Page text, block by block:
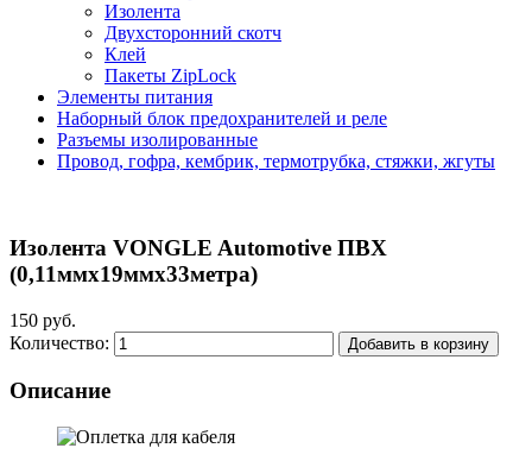
Изолента
Двухсторонний скотч
Клей
Пакеты ZipLock
Элементы питания
Наборный блок предохранителей и реле
Разъемы изолированные
Провод, гофра, кембрик, термотрубка, стяжки, жгуты
Изолента VONGLE Automotive ПВХ
(0,11ммх19ммх33метра)
150 руб.
Количество:
Добавить в корзину
Описание